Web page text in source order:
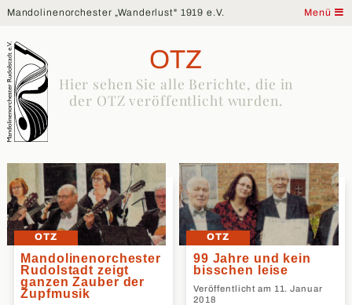
Mandolinenorchester „Wanderlust" 1919 e.V. Menü
OTZ
Hier sehen Sie alle Berichte, die in
der OTZ veröffentlicht wurden.
OTZ
Mandolinenorchester
Rudolstadt zeigt
ganzen Zauber der
Zupfmusik
OTZ
99 Jahre und kein
bisschen leise
Veröffentlicht am 11. Januar
2018